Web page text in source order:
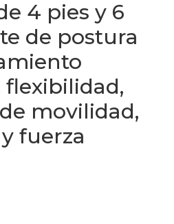
4 pies y 6
de postura
movilidad,
fuerza